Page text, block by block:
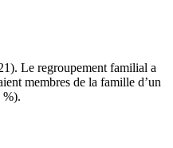
Le regroupement familial a
membres de la famille d’un
%).